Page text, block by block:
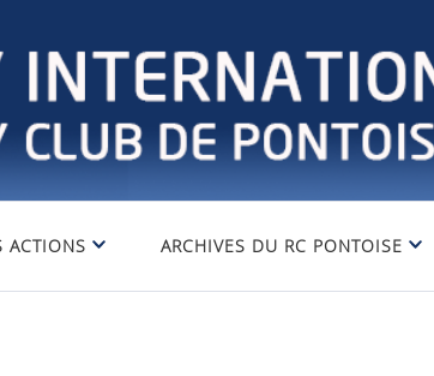
ACTIONS ARCHIVES DU RC PONTOISE